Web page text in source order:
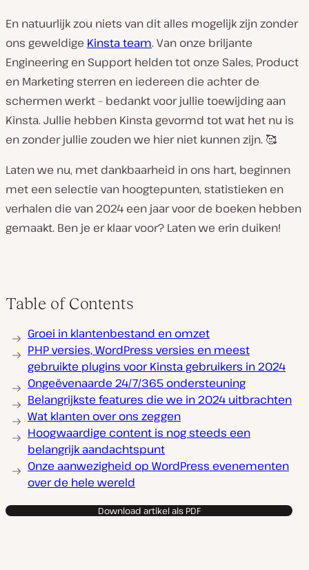
En natuurlijk zou niets van dit alles mogelijk zijn zonder
ons geweldige Kinsta team. Van onze briljante
Engineering en Support helden tot onze Sales, Product
en Marketing sterren en iedereen die achter de
schermen werkt – bedankt voor jullie toewijding aan
Kinsta. Jullie hebben Kinsta gevormd tot wat het nu is
en zonder jullie zouden we hier niet kunnen zijn. 🥰
Laten we nu, met dankbaarheid in ons hart, beginnen
met een selectie van hoogtepunten, statistieken en
verhalen die van 2024 een jaar voor de boeken hebben
gemaakt. Ben je er klaar voor? Laten we erin duiken!
Table of Contents
Groei in klantenbestand en omzet
PHP versies, WordPress versies en meest
gebruikte plugins voor Kinsta gebruikers in 2024
Ongeëvenaarde 24/7/365 ondersteuning
Belangrijkste features die we in 2024 uitbrachten
Wat klanten over ons zeggen
Hoogwaardige content is nog steeds een
belangrijk aandachtspunt
Onze aanwezigheid op WordPress evenementen
over de hele wereld
Download artikel als PDF